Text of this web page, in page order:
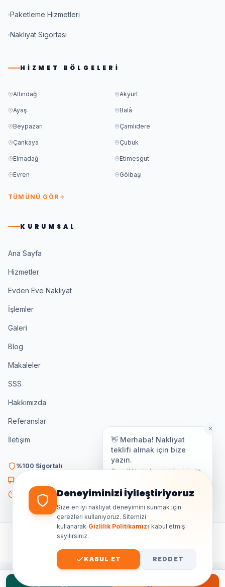
Paketleme Hizmetleri
Nakliyat Sigortası
HIZMET BÖLGELERI
Altındağ Akyurt
Ayaş Balâ
Beypazarı Çamlıdere
Çankaya Çubuk
Elmadağ Etimesgut
Evren Gölbaşı
TÜMÜNÜ GÖR
KURUMSAL
Ana Sayfa
Hizmetler
Evden Eve Nakliyat
İşlemler
Galeri
Blog
Makaleler
SSS
Hakkımızda
Referanslar
İletişim
%100 Sigortalı
K3 Belgeli
7/24 Destek
Ankara Özdemir Nakliyat. Tüm hakları saklıdır.
Deneyiminizi İyileştiriyoruz
Size en iyi nakliyat deneyimini sunmak için
çerezleri kullanıyoruz. Sitemizi
kullanarak Gizlilik Politikamızı kabul etmiş
sayılırsınız.
KABUL ET REDDET
✕
👋 Merhaba! Nakliyat
teklifi almak için bize
yazın.
Genellikle birkaç dakika içinde